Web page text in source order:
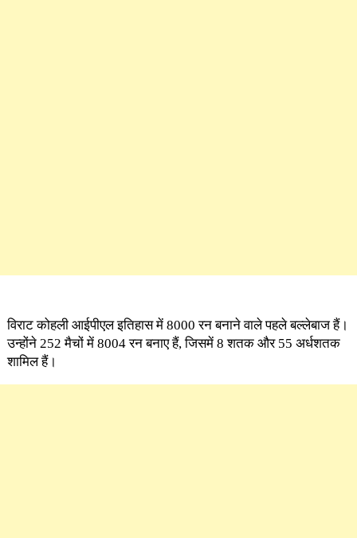
विराट कोहली आईपीएल इतिहास में 8000 रन बनाने वाले पहले बल्लेबाज हैं।
उन्होंने 252 मैचों में 8004 रन बनाए हैं, जिसमें 8 शतक और 55 अर्धशतक
शामिल हैं।